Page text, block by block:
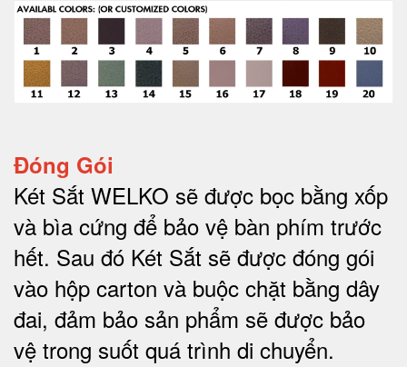
Đóng Gói
Két Sắt WELKO sẽ được bọc bằng xốp
và bìa cứng để bảo vệ bàn phím trước
hết. Sau đó Két Sắt sẽ được đóng gói
vào hộp carton và buộc chặt bằng dây
đai, đảm bảo sản phẩm sẽ được bảo
vệ trong suốt quá trình di chuyển.